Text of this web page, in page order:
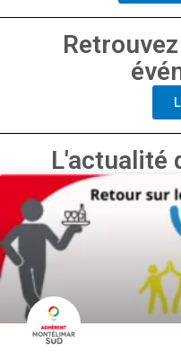
L'actualité